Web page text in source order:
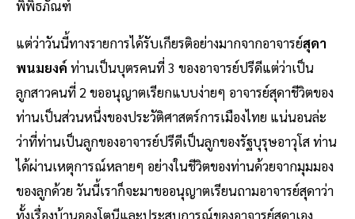
พิพิธภัณฑ์
แต่ว่าวันนี้ทางรายการได้รับเกียรติอย่างมากจากอาจารย์สุดา
พนมยงค์ ท่านเป็นบุตรคนที่ 3 ของอาจารย์ปรีดีแต่ว่าเป็น
ลูกสาวคนที่ 2 ขออนุญาตเรียกแบบง่ายๆ อาจารย์สุดาชีวิตของ
ท่านเป็นส่วนหนึ่งของประวัติศาสตร์การเมืองไทย แน่นอนล่ะ
ว่าที่ท่านเป็นลูกของอาจารย์ปรีดีเป็นลูกของรัฐบุรุษอาวุโส ท่าน
ได้ผ่านเหตุการณ์หลายๆ อย่างในชีวิตของท่านด้วยจากมุมมอง
ของลูกด้วย วันนี้เราก็จะมาขออนุญาตเรียนถามอาจารย์สุดาว่า
ทั้งเรื่องบ้านอองโตนีและประสบการณ์ของอาจารย์สุดาเอง